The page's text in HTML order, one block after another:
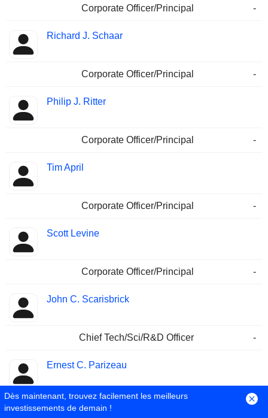
Corporate Officer/Principal -
Richard J. Schaar
Corporate Officer/Principal -
Philip J. Ritter
Corporate Officer/Principal -
Tim April
Corporate Officer/Principal -
Scott Levine
Corporate Officer/Principal -
John C. Scarisbrick
Chief Tech/Sci/R&D Officer -
Ernest C. Parizeau
Corporate Officer/Principal -
Dès maintenant, trouvez facilement les meilleurs
investissements de demain !